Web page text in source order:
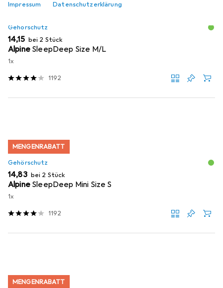
Impressum Datenschutzerklärung
Gehörschutz
EUR
14,15 bei 2 Stück
Alpine SleepDeep Size M/L
1x
1192
MENGENRABATT
Gehörschutz
EUR
14,83 bei 2 Stück
Alpine SleepDeep Mini Size S
1x
1192
MENGENRABATT